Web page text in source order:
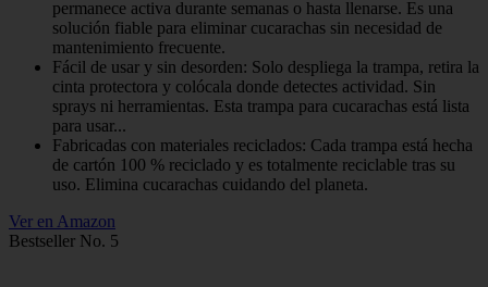
permanece activa durante semanas o hasta llenarse. Es una
solución fiable para eliminar cucarachas sin necesidad de
mantenimiento frecuente.
Fácil de usar y sin desorden: Solo despliega la trampa, retira la
cinta protectora y colócala donde detectes actividad. Sin
sprays ni herramientas. Esta trampa para cucarachas está lista
para usar...
Fabricadas con materiales reciclados: Cada trampa está hecha
de cartón 100 % reciclado y es totalmente reciclable tras su
uso. Elimina cucarachas cuidando del planeta.
Ver en Amazon
Bestseller No. 5